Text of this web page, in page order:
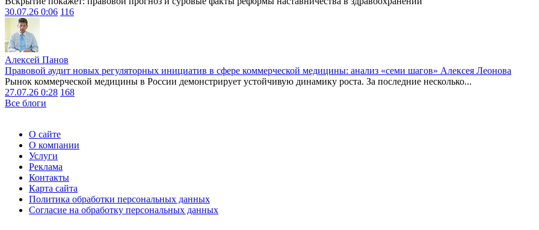
30.07.26 0:06 116
Алексей Панов
Правовой аудит новых регуляторных инициатив в сфере коммерческой медицины: анализ «семи шагов» Алексея Леонова
Рынок коммерческой медицины в России демонстрирует устойчивую динамику роста. За последние несколько...
27.07.26 0:28 168
Все блоги
О сайте
О компании
Услуги
Реклама
Контакты
Карта сайта
Политика обработки персональных данных
Согласие на обработку персональных данных